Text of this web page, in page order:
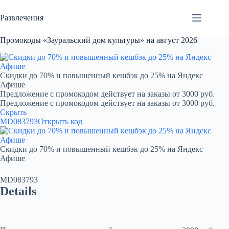
к
сути
Развлечения
Промокоды «Зауральский дом культуры» на август 2026
Скидки до 70% и повышенный кешбэк до 25% на Яндекс
Афише
Предложение с промокодом действует на заказы от 3000 руб.
Предложение с промокодом действует на заказы от 3000 руб.
Скрыть
MD083793Открыть код
Скидки до 70% и повышенный кешбэк до 25% на Яндекс
Афише
MD083793
Details